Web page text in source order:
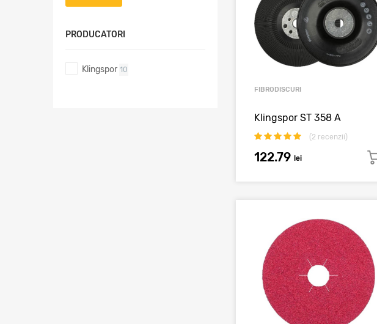
PRODUCATORI
Klingspor 10
FIBRODISCURI
Klingspor ST 358 A
(2 recenzii)
122.79lei